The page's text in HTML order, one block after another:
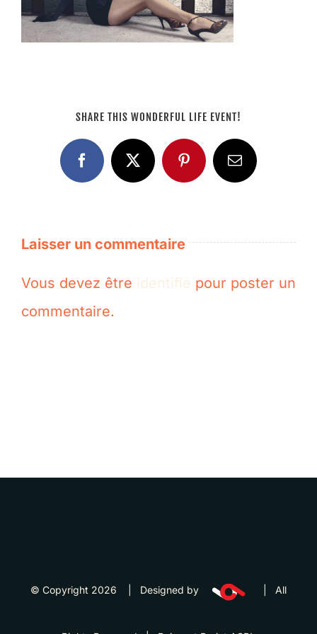
SHARE THIS WONDERFUL LIFE EVENT!
FacebookX PinterestEmail
Laisser un commentaire
Vous devez être identifié pour poster un
commentaire.
© Copyright 2026 | Designed by | All